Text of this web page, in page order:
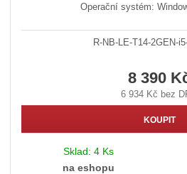
Operační systém:
R-NB-LE-T14-2GEN-
8 390
6 934 Kč bez
KOUPIT
Sklad: 4 Ks
na eshopu